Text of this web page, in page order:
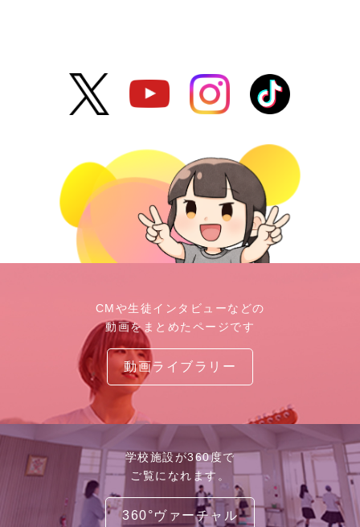
CMや生徒インタビューなどの
動画をまとめたページです
動画ライブラリー
学校施設が360度で
ご覧になれます。
360°ヴァーチャル